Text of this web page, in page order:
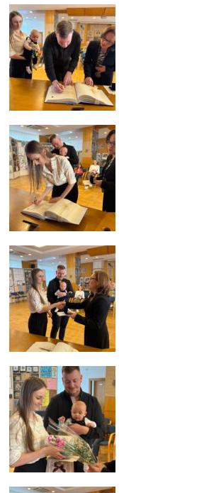
profily. Na základě
těchto informací
není zpravidla
možná
bezprostřední
identifikace Vaší
osoby, protože jsou
používány pouze
pseudonymizované
údaje. Pokud
souhlas, nebudete
příjemcem obsahů
a reklam
přizpůsobených
Vašim zájmům.